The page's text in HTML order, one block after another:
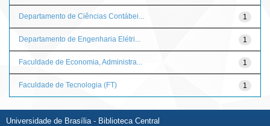
1
Departamento de Ciências Contábei...
1
Departamento de Engenharia Elétri...
1
Faculdade de Economia, Administra...
1
Faculdade de Tecnologia (FT)
Universidade de Brasília - Biblioteca Central